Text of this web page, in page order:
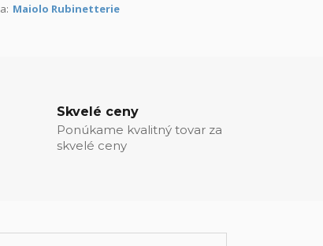
Maiolo Rubinetterie
Skvelé ceny
Ponúkame kvalitný tovar za
skvelé ceny